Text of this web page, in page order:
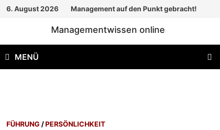
Zum
6. August 2026 Management auf den Punkt gebracht!
Managementwissen online
MENÜ
FÜHRUNG /PERSÖNLICHKEIT